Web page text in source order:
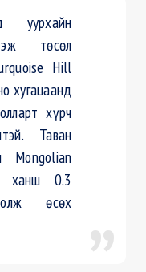
уурхайн
төсөл
Hill
хугацаанд
хүрч
Таван
Mongolian
ханш 0.3
өсөх